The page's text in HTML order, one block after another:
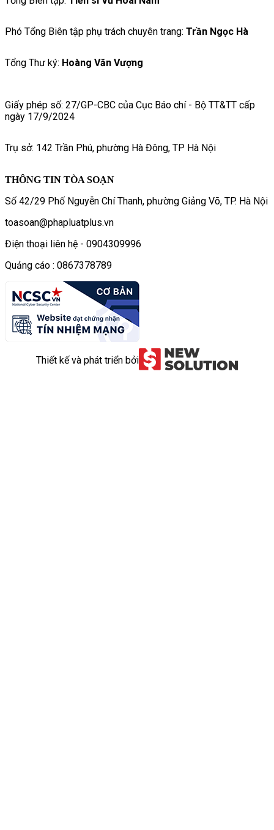
Phó Tổng Biên tập phụ trách chuyên trang: Trần Ngọc Hà
Tổng Thư ký: Hoàng Văn Vượng
Giấy phép số: 27/GP-CBC của Cục Báo chí - Bộ TT&TT cấp
ngày 17/9/2024
Trụ sở: 142 Trần Phú, phường Hà Đông, TP Hà Nội
THÔNG TIN TÒA SOẠN
Số 42/29 Phố Nguyễn Chí Thanh, phường Giảng Võ, TP. Hà Nội
toasoan@phapluatplus.vn
Điện thoại liên hệ - 0904309996
Quảng cáo : 0867378789
Thiết kế và phát triển bởi